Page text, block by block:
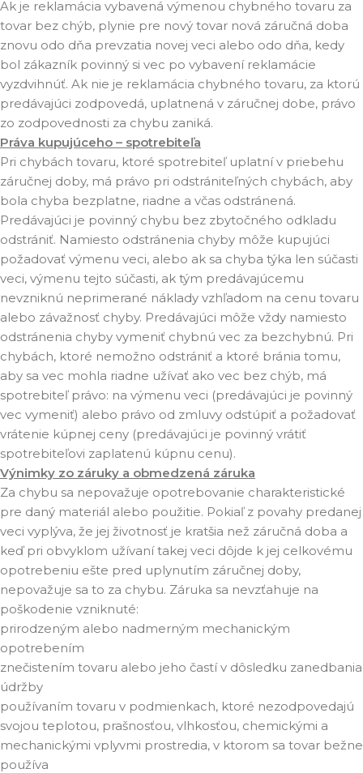
Ak je reklamácia vybavená výmenou chybného tovaru za
tovar bez chýb, plynie pre nový tovar nová záručná doba
znovu odo dňa prevzatia novej veci alebo odo dňa, kedy
bol zákazník povinný si vec po vybavení reklamácie
vyzdvihnúť. Ak nie je reklamácia chybného tovaru, za ktorú
predávajúci zodpovedá, uplatnená v záručnej dobe, právo
zo zodpovednosti za chybu zaniká.
Práva kupujúceho – spotrebiteľa
Pri chybách tovaru, ktoré spotrebiteľ uplatní v priebehu
záručnej doby, má právo pri odstrániteľných chybách, aby
bola chyba bezplatne, riadne a včas odstránená.
Predávajúci je povinný chybu bez zbytočného odkladu
odstrániť. Namiesto odstránenia chyby môže kupujúci
požadovať výmenu veci, alebo ak sa chyba týka len súčasti
veci, výmenu tejto súčasti, ak tým predávajúcemu
nevzniknú neprimerané náklady vzhľadom na cenu tovaru
alebo závažnosť chyby. Predávajúci môže vždy namiesto
odstránenia chyby vymeniť chybnú vec za bezchybnú. Pri
chybách, ktoré nemožno odstrániť a ktoré bránia tomu,
aby sa vec mohla riadne užívať ako vec bez chýb, má
spotrebiteľ právo: na výmenu veci (predávajúci je povinný
vec vymeniť) alebo právo od zmluvy odstúpiť a požadovať
vrátenie kúpnej ceny (predávajúci je povinný vrátiť
spotrebiteľovi zaplatenú kúpnu cenu).
Výnimky zo záruky a obmedzená záruka
Za chybu sa nepovažuje opotrebovanie charakteristické
pre daný materiál alebo použitie. Pokiaľ z povahy predanej
veci vyplýva, že jej životnosť je kratšia než záručná doba a
keď pri obvyklom užívaní takej veci dôjde k jej celkovému
opotrebeniu ešte pred uplynutím záručnej doby,
nepovažuje sa to za chybu. Záruka sa nevzťahuje na
poškodenie vzniknuté:
prirodzeným alebo nadmerným mechanickým
opotrebením
znečistením tovaru alebo jeho častí v dôsledku zanedbania
údržby
používaním tovaru v podmienkach, ktoré nezodpovedajú
svojou teplotou, prašnosťou, vlhkosťou, chemickými a
mechanickými vplyvmi prostredia, v ktorom sa tovar bežne
používa